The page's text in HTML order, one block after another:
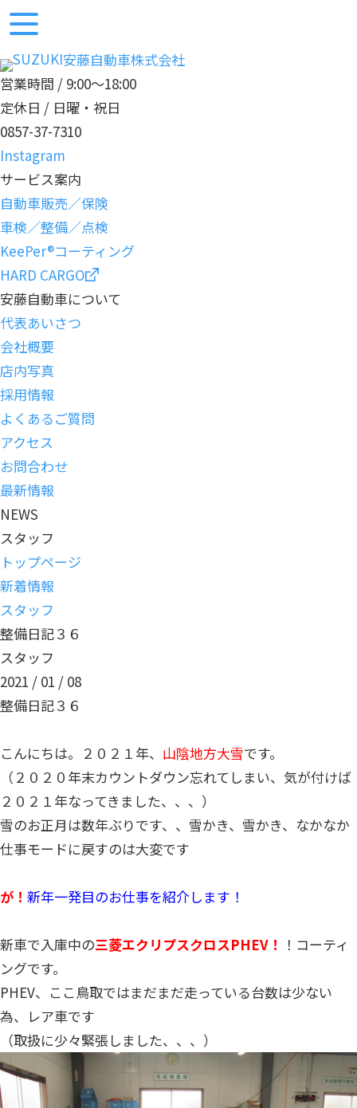
安藤自動車株式会社
営業時間 / 9:00〜18:00
定休日 / 日曜・祝日
0857-37-7310
Instagram
サービス案内
自動車販売／保険
車検／整備／点検
KeePer®コーティング
HARD CARGO
安藤自動車について
代表あいさつ
会社概要
店内写真
採用情報
よくあるご質問
アクセス
お問合わせ
最新情報
NEWS
スタッフ
トップページ
新着情報
スタッフ
整備日記３６
スタッフ
2021 / 01 / 08
整備日記３６
こんにちは。２０２１年、 山陰地方大雪です。
（２０２０年末カウントダウン忘れてしまい、気が付けば
２０２１年なってきました、、、）
雪のお正月は数年ぶりです、、雪かき、雪かき、なかなか
仕事モードに戻すのは大変です
が！ 新年一発目のお仕事を紹介します！
新車で入庫中の三菱エクリプスクロスPHEV！ ！コーティ
ングです。
PHEV、ここ鳥取ではまだまだ走っている台数は少ない
為、レア車です
（取扱に少々緊張しました、、、）